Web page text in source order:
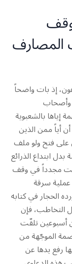
وقف
المصارف
إذ بات واضحاً
وأصحاب
بالشعبوية
أياً ممن الذين
على فتح ولو ملف
ابتداع الذرائع
مجدداً في وقف
سرقة
الحجار في كتابه
التخاطب، فإن
أسبوعين تلقّت
الموجّهة من
رفع يدها عن